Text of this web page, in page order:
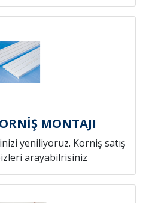
MONTAJI
yeniliyoruz. Korniş satış
arayabilrisiniz